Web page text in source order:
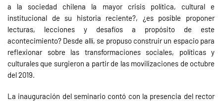
a la sociedad chilena la mayor crisis política, cultural e
institucional de su historia reciente?, ¿es posible proponer
lecturas, lecciones y desafíos a propósito de este
acontecimiento? Desde allí, se propuso construir un espacio para
reflexionar sobre las transformaciones sociales, políticas y
culturales que surgieron a partir de las movilizaciones de octubre
del 2019.
La inauguración del seminario contó con la presencia del rector